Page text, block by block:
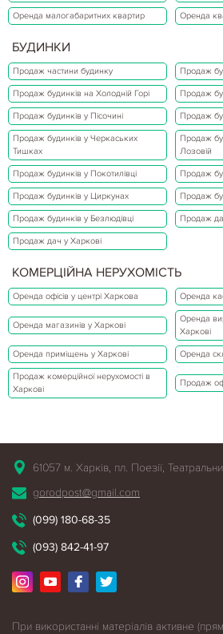
Оренда малогабаритних квартир Оренда
БУДИНКИ
Продаж частини будинку Продаж
Продаж будинків на Холодній Горі Продаж
Продаж будинків у Пісочині Продаж
Продаж будинків у Черкаських
Тишках
Продаж
Лозовій
Продаж будинків у Покотилівці Продаж
Продаж будинків у Циркунах Продаж
Продаж будинків у Безлюдівці Продаж
Продаж дач у Харкові
КОМЕРЦІЙНА НЕРУХОМІСТЬ
Оренда офісів у центрі Харкова Оренда
Оренда магазинів у Харкові
Оренда
Харкові
Оренда приміщень у Харкові Оренда
Продаж комерційної нерухомості в
Харкові
Продаж
61057 м. Харків, пл. Поезії,
gorodpost@gmail.com
(099) 180-68-35
(093) 842-41-97
При використанні матеріалів активне